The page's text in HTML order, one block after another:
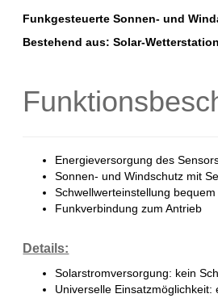
Funkgesteuerte Sonnen- und
Bestehend aus: Solar-
Energieversorgung des
Sonnen- und Windschutz mit
Schwellwerteinstellung
Funkverbindung zum Antrieb
Details:
Solarstromversorgung: kein
Universelle